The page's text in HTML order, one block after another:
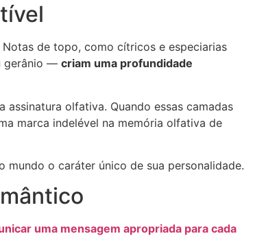
de topo, como cítricos e especiarias
gerânio — criam uma profundidade
olfativa. Quando essas camadas
marca indelével na memória olfativa de
mundo o caráter único de sua personalidade.
uma mensagem apropriada para cada